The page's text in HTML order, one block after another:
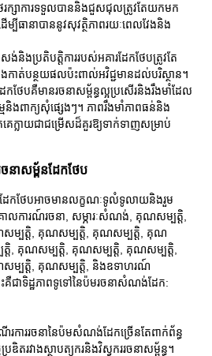
រក្សាការទទួលបាននិងជួសជុលត្រូវតែយកមក
បីធានាបាននូវសុវត្ថិភាពរយៈពេលវែងនិង
និងប្រតិបត្តិការរបស់អគារដែកថែបត្រូវតែ
ងកាត់បន្ថយផលប៉ះពាល់អវិជ្ជមានដល់បរិស្ថាន។
ថែបគឺមានរចនាសម្ព័ន្ធល្អប្រសើរនិងរឹងមាំដែល
និងពាក្យសុំផ្សេងៗ។ ភាពរឹងមាំភាពធន់និង
េក្លាយជាជម្រើសដ៏គួរឱ្យទាក់ទាញសម្រាប់
នាសម្ព័នដែកថែប
ដែកថែបអាចមានលក្ខណៈទូលំទូលាយនិងរួម
គោលការណ៍រចនា, សម្ភារៈសំណង់, គុណសម្បត្តិ,
ម្បត្តិ, គុណសម្បត្តិ, គុណសម្បត្តិ, គុណ
តិ, គុណសម្បត្តិ, គុណសម្បត្តិ, គុណសម្បត្តិ,
ម្បត្តិ, គុណសម្បត្តិ, និងឧទាហរណ៍
គឺជាទិដ្ឋភាពទូទៅនៃប៉មរចនាសំណង់ដែក:
រការរចនានៃប៉មសំណង់ដែកច្រើនតែពាក់ព័ន្ធ
ឌិតរវាងស្ថាបត្យករនិងវិស្វកររចនាសម្ព័ន្ធ។